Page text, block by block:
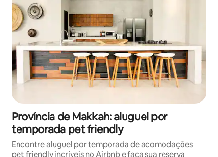
Província de Makkah: aluguel por
temporada pet friendly
Encontre aluguel por temporada de acomodações
pet friendly incríveis no Airbnb e faça sua reserva